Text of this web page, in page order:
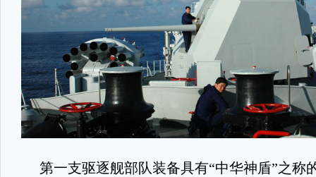
第一支驱逐舰部队装备具有“中华神盾”之称